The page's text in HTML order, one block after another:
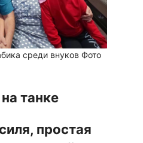
среди внуков Фото
танке
простая